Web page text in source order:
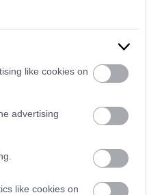
like cookies on
advertising
like cookies on